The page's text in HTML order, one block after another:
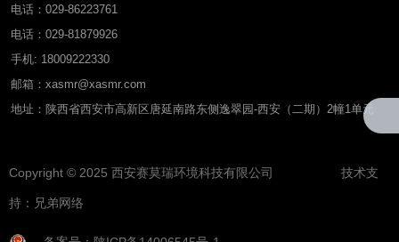
电话：029-86223761
电话：029-81879926
手机: 18009222330
邮箱：xasmr@xasmr.com
地址：陕西省西安市高新区唐延南路东侧逸翠园-西安（二期）2幢1单元
Copyright © 2025 西安赛莫瑞环境科技有限公司 技术支
持： 兄弟网络